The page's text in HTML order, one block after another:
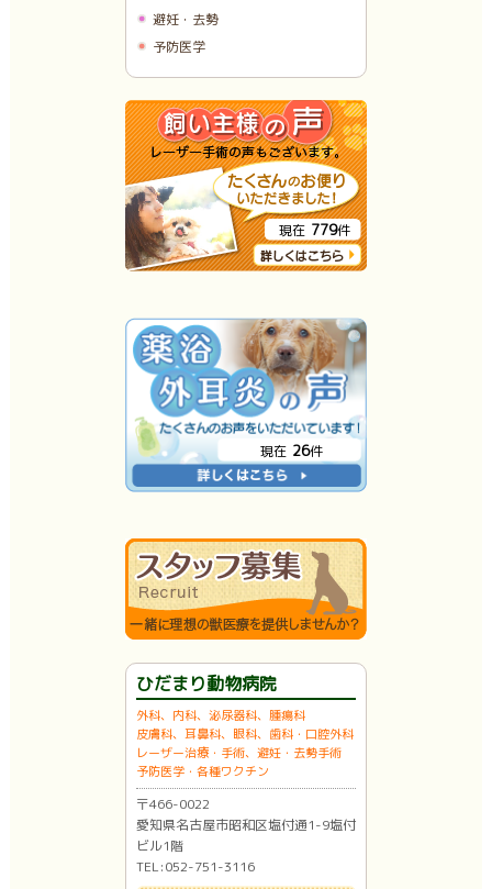
避妊・去勢
予防医学
現在 779件
現在 26件
ひだまり動物病院
外科、内科、泌尿器科、腫瘍科
皮膚科、耳鼻科、眼科、歯科・口腔外科
レーザー治療・手術、避妊・去勢手術
予防医学・各種ワクチン
〒466-0022
愛知県名古屋市昭和区塩付通1-9塩付
ビル1階
TEL:052-751-3116